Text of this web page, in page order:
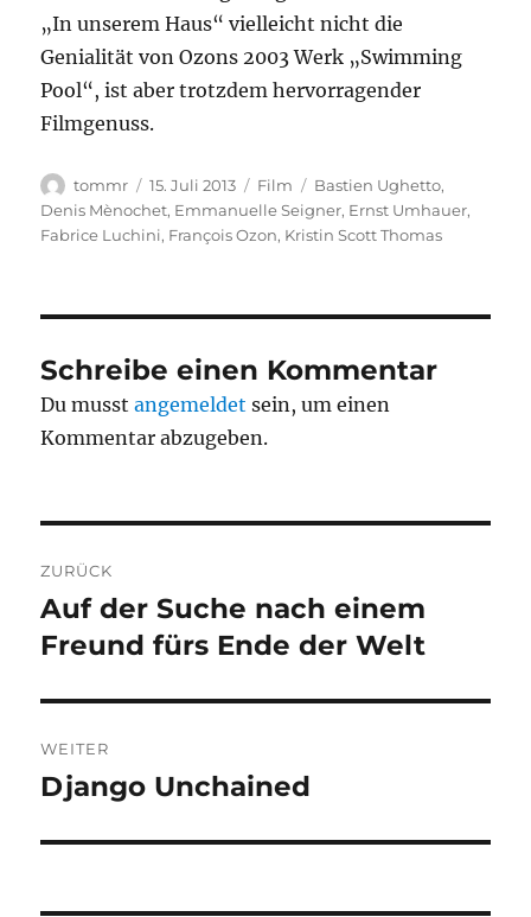
„In unserem Haus“ vielleicht nicht die
Genialität von Ozons 2003 Werk „Swimming
Pool“, ist aber trotzdem hervorragender
Filmgenuss.
Autor
tommr
Veröffentlicht
am
15. Juli 2013 Kategorien
Film Schlagwörter
Bastien Ughetto,
Denis Mènochet, Emmanuelle Seigner, Ernst Umhauer,
Fabrice Luchini, François Ozon, Kristin Scott Thomas
Schreibe einen Kommentar
Du musstangemeldet sein, um einen
Kommentar abzugeben.
ZURÜCK
Vorheriger
Beitrag:
Auf der Suche nach einem
Freund fürs Ende der Welt
WEITER
Nächster
Django Unchained